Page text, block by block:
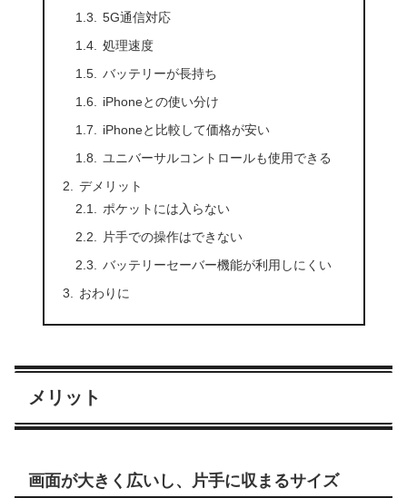
5G通信対応
処理速度
バッテリーが長持ち
iPhoneとの使い分け
iPhoneと比較して価格が安い
ユニバーサルコントロールも使用できる
デメリット
ポケットには入らない
片手での操作はできない
バッテリーセーバー機能が利用しにくい
おわりに
メリット
画面が大きく広いし、片手に収まるサイズ